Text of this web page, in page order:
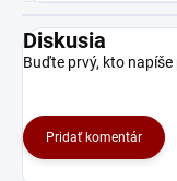
Diskusia
Buďte prvý, kto
Pridať komentár